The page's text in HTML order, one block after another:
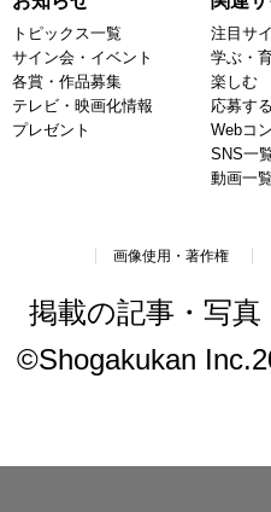
トピックス一覧
サイン会・イベント
各賞・作品募集
テレビ・映画化情報
プレゼント
注目サ
学ぶ・
楽しむ
応募する
Webコ
SNS一
動画一覧
画像使用・著作権
掲載の記事・写
©Shogakukan